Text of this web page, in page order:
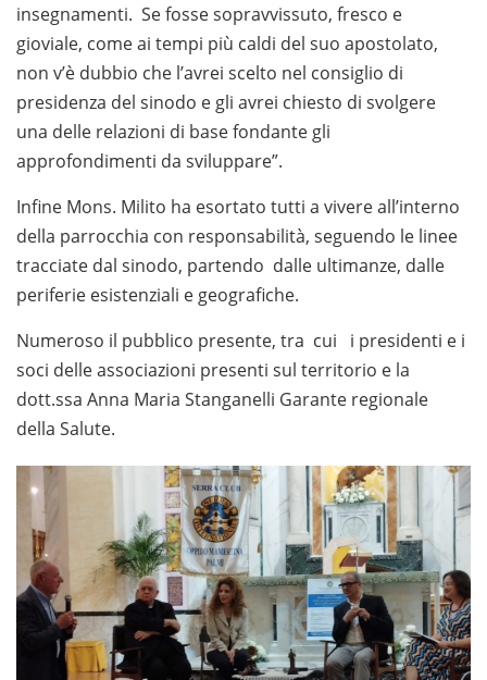
insegnamenti. Se fosse sopravvissuto, fresco e
gioviale, come ai tempi più caldi del suo apostolato,
non v’è dubbio che l’avrei scelto nel consiglio di
presidenza del sinodo e gli avrei chiesto di svolgere
una delle relazioni di base fondante gli
approfondimenti da sviluppare”.
Infine Mons. Milito ha esortato tutti a vivere all’interno
della parrocchia con responsabilità, seguendo le linee
tracciate dal sinodo, partendo dalle ultimanze, dalle
periferie esistenziali e geografiche.
Numeroso il pubblico presente, tra cui i presidenti e i
soci delle associazioni presenti sul territorio e la
dott.ssa Anna Maria Stanganelli Garante regionale
della Salute.